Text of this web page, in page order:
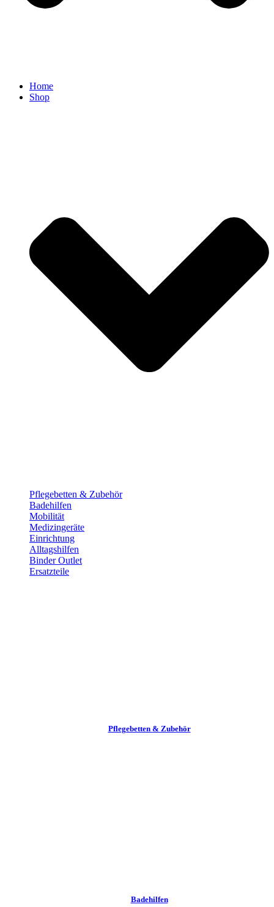
Home
Shop
Pflege­betten & Zubehör
Badehilfen
Mobilität
Medizingeräte
Einrichtung
Alltags­hilfen
Binder Outlet
Ersatzteile
Pflege­betten & Zubehör
Badehilfen